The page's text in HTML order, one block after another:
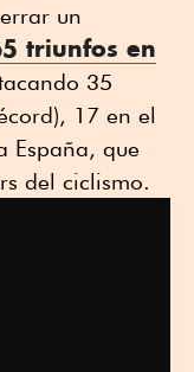
un
triunfos en
35
17 en el
España, que
del ciclismo.